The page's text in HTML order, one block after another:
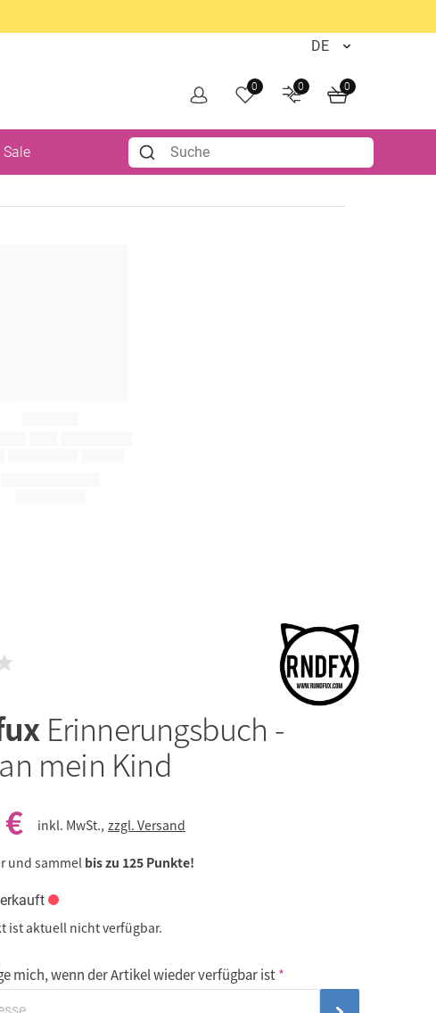
0 0 0
Sale
Erinnerungsbuch -
mein Kind
inkl. MwSt., zzgl. Versand
und sammel bis zu 125 Punkte!
ist aktuell nicht verfügbar.
mich, wenn der Artikel wieder verfügbar ist